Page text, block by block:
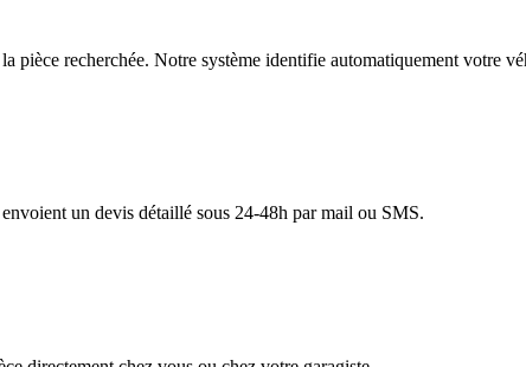
pièce recherchée. Notre système identifie automatiquement votre
un devis détaillé sous 24-48h par mail ou SMS.